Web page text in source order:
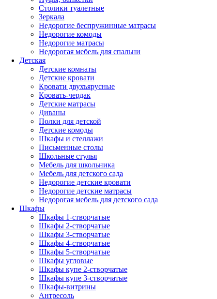
Столики туалетные
Зеркала
Недорогие беспружинные матрасы
Недорогие комоды
Недорогие матрасы
Недорогая мебель для спальни
Детская
Детские комнаты
Детские кровати
Кровати двухъярусные
Кровать-чердак
Детские матрасы
Диваны
Полки для детской
Детские комоды
Шкафы и стеллажи
Письменные столы
Школьные стулья
Мебель для школьника
Мебель для детского сада
Недорогие детские кровати
Недорогие детские матрасы
Недорогая мебель для детского сада
Шкафы
Шкафы 1-створчатые
Шкафы 2-створчатые
Шкафы 3-створчатые
Шкафы 4-створчатые
Шкафы 5-створчатые
Шкафы угловые
Шкафы купе 2-створчатые
Шкафы купе 3-створчатые
Шкафы-витрины
Антресоль